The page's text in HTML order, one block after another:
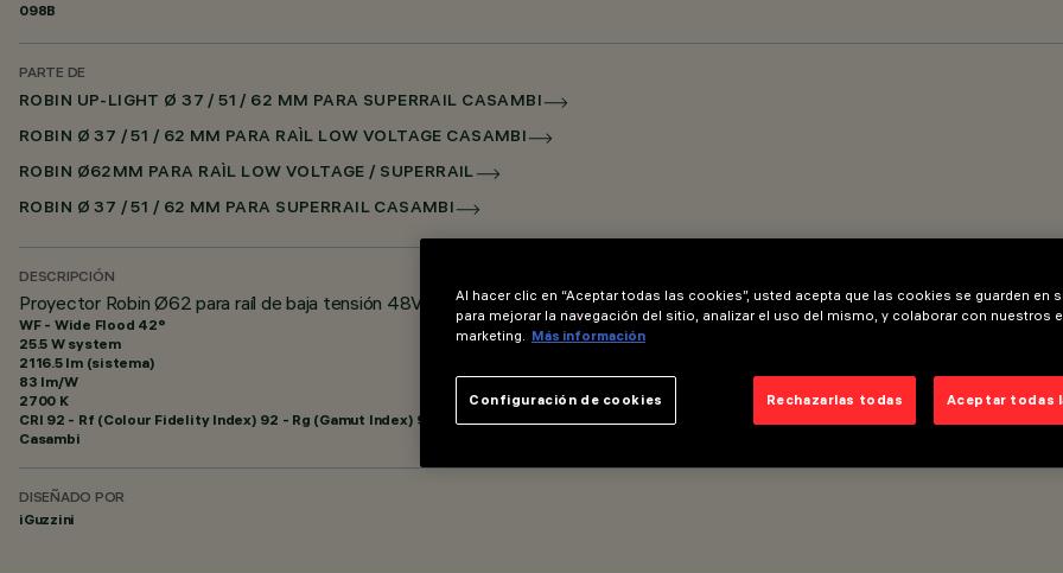
098B
PARTE DE
ROBIN UP-LIGHT Ø 37 / 51 / 62 MM PARA SUPERRAIL CASAMBI
ROBIN Ø 37 / 51 / 62 MM PARA RAÌL LOW VOLTAGE CASAMBI
ROBIN Ø62MM PARA RAÌL LOW VOLTAGE / SUPERRAIL
ROBIN Ø 37 / 51 / 62 MM PARA SUPERRAIL CASAMBI
DESCRIPCIÓN
Proyector Robin Ø62 para raíl de baja tensión 48V - BLE Casambi
WF - Wide Flood 42°
25.5 W system
2116.5 lm (sistema)
83 lm/W
2700 K
CRI 92 - Rf (Colour Fidelity Index) 92 - Rg (Gamut Index) 99
Casambi
DISEÑADO POR
iGuzzini
Al hacer clic en “Aceptar todas las cookies”, usted acepta que las cookies se guarden en
para mejorar la navegación del sitio, analizar el uso del mismo, y colaborar con nuestros
marketing. Más información
Rechazarlas todas Aceptar todas
Configuración de cookies